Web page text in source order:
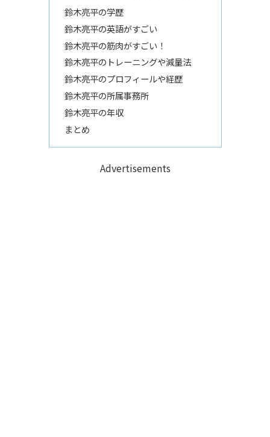
鈴木亮平の学歴
鈴木亮平の英語がすごい
鈴木亮平の筋肉がすごい！
鈴木亮平のトレーニングや減量法
鈴木亮平のプロフィールや経歴
鈴木亮平の所属事務所
鈴木亮平の年収
まとめ
Advertisements